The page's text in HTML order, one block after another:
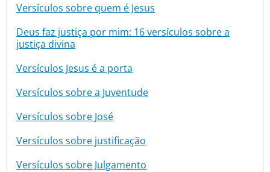
Versículos sobre quem é Jesus
Deus faz justiça por mim: 16 versículos sobre a
justiça divina
Versículos Jesus é a porta
Versículos sobre a Juventude
Versículos sobre José
Versículos sobre justificação
Versículos sobre Julgamento